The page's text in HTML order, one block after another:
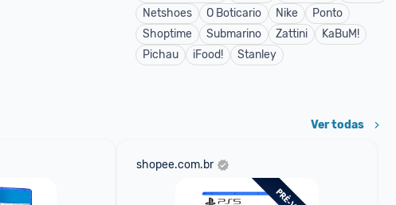
Netshoes
O Boticario Nike
Ponto
Shoptime
Submarino Zattini
KaBuM!
Pichau
iFood! Stanley
Ver todas
shopee.com.br